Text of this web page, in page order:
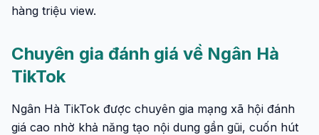
hàng triệu view.
Chuyên gia đánh giá về Ngân Hà
TikTok
Ngân Hà TikTok được chuyên gia mạng xã hội đánh
giá cao nhờ khả năng tạo nội dung gần gũi, cuốn hút